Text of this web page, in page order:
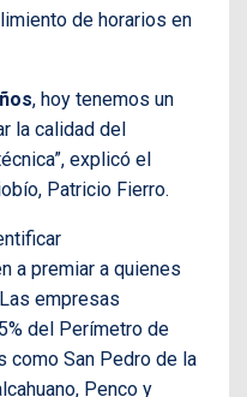
de horarios en
, hoy tenemos un
la calidad del
explicó el
Patricio Fierro.
a premiar a quienes
empresas
del Perímetro de
como San Pedro de la
Penco y